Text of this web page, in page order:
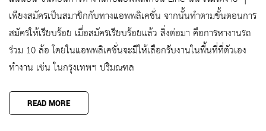
เพียงสมัครเป็นสมาชิกกับทางแอพพลิเคชั่น จากนั้นทำตามขั้นตอนการ
สมัครให้เรียบร้อย เมื่อสมัครเรียบร้อยแล้ว สิ่งต่อมา คือการหางานรถ
ร่วม 10 ล้อ โดยในแอพพลิเคชั่นจะมีให้เลือกรับงานในพื้นที่ที่ตัวเอง
ทำงาน เช่น ในกรุงเทพฯ ปริมณฑล
READ MORE